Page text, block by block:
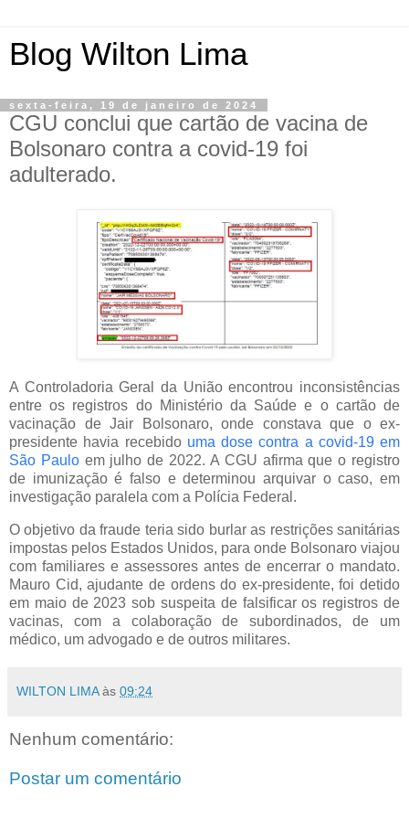
Blog Wilton Lima
sexta-feira, 19 de janeiro de 2024
CGU conclui que cartão de vacina de
Bolsonaro contra a covid-19 foi
adulterado.
A Controladoria Geral da União encontrou inconsistências
entre os registros do Ministério da Saúde e o cartão de
vacinação de Jair Bolsonaro, onde constava que o ex-
presidente havia recebido uma dose contra a covid-19 em
São Paulo em julho de 2022. A CGU afirma que o registro
de imunização é falso e determinou arquivar o caso, em
investigação paralela com a Polícia Federal.
O objetivo da fraude teria sido burlar as restrições sanitárias
impostas pelos Estados Unidos, para onde Bolsonaro viajou
com familiares e assessores antes de encerrar o mandato.
Mauro Cid, ajudante de ordens do ex-presidente, foi detido
em maio de 2023 sob suspeita de falsificar os registros de
vacinas, com a colaboração de subordinados, de um
médico, um advogado e de outros militares.
WILTON LIMA às 09:24
Nenhum comentário:
Postar um comentário